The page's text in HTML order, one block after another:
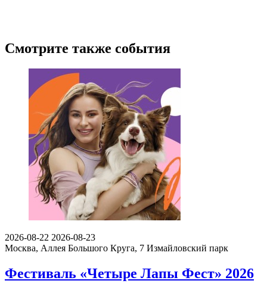
Смотрите также события
2026-08-22 2026-08-23
Москва, Аллея Большого Круга, 7 Измайловский парк
Фестиваль «Четыре Лапы Фест» 2026